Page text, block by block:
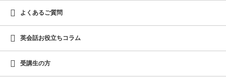
よくあるご質問
英会話お役立ちコラム
受講生の方